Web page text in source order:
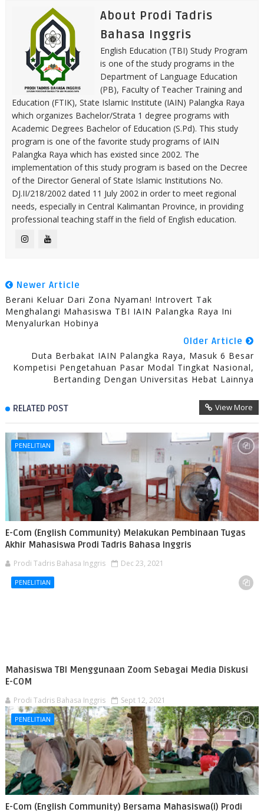
About Prodi Tadris
Bahasa Inggris
English Education (TBI) Study Program
is one of the study programs in the
Department of Language Education
(PB), Faculty of Teacher Training and
Education (FTIK), State Islamic Institute (IAIN) Palangka Raya
which organizes Bachelor/Strata 1 degree programs with
Academic Degrees Bachelor of Education (S.Pd). This study
program is one of the favorite study programs of IAIN
Palangka Raya which has existed since 2002. The
implementation of this study program is based on the Decree
of the Director General of State Islamic Institutions No.
DJ.II/218/2002 dated 11 July 2002 in order to meet regional
needs, especially in Central Kalimantan Province, in providing
professional teaching staff in the field of English education.
Newer Article
Berani Keluar Dari Zona Nyaman! Introvert Tak
Menghalangi Mahasiswa TBI IAIN Palangka Raya Ini
Menyalurkan Hobinya
Older Article
Duta Berbakat IAIN Palangka Raya, Masuk 6 Besar
Kompetisi Pengetahuan Pasar Modal Tingkat Nasional,
Bertanding Dengan Universitas Hebat Lainnya
RELATED POST View More
PENELITIAN
E-Com (English Community) Melakukan Pembinaan Tugas
Akhir Mahasiswa Prodi Tadris Bahasa Inggris
Prodi Tadris Bahasa Inggris Dec 23, 2021
PENELITIAN
Mahasiswa TBI Menggunaan Zoom Sebagai Media Diskusi
E-COM
Prodi Tadris Bahasa Inggris Sept 12, 2021
PENELITIAN
E-Com (English Community) Bersama Mahasiswa(i) Prodi